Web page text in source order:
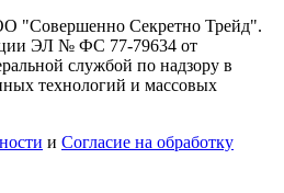
"Совершенно Секретно Трейд".
ЭЛ № ФС 77-79634 от
службой по надзору в
технологий и массовых
и Согласие на обработку